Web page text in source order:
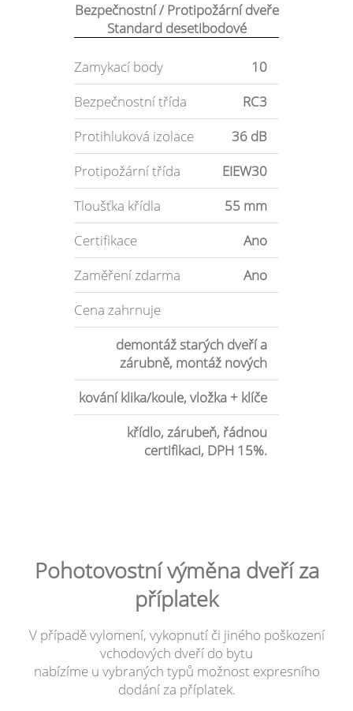
Bezpečnostní / Protipožární dveře
Standard desetibodové
Zamykací body
10
Bezpečnostní třída
RC3
Protihluková izolace
36 dB
Protipožární třída
EIEW30
Tloušťka křídla
55 mm
Certifikace
Ano
Zaměření zdarma
Ano
Cena zahrnuje
demontáž starých dveří a
zárubně, montáž nových
kování klika/koule, vložka + klíče
křídlo, zárubeň, řádnou
certifikaci, DPH 15%.
Pohotovostní výměna dveří za
příplatek
V případě vylomení, vykopnutí či jiného poškození
vchodových dveří do bytu
nabízíme u vybraných typů možnost expresního
dodání za příplatek.